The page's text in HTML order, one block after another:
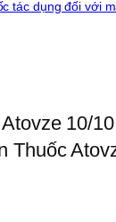
tác dụng đối với
10/
Thuốc